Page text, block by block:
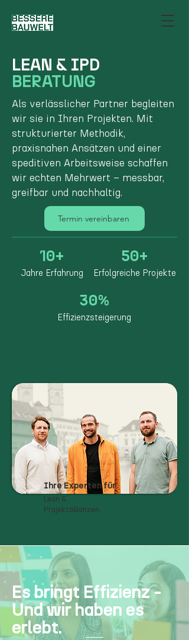
LEAN & IPD
BERATUNG
Als verlässlicher Partner begleiten
wir sie in Ihren Projekten. Mit
strukturierter Methodik,
praxisnahen Ansätzen und einer
speditiven Arbeitsweise schaffen
wir echten Mehrwert – messbar,
greifbar und nachhaltig.
Termin vereinbaren
10+
Jahre Erfahrung
50+
Erfolgreiche Projekte
30%
Effizienzsteigerung
Ihre Experten für
Lean &
Projektallianzen
Es bringt Effizienz -
Und wir haben es
erlebt.